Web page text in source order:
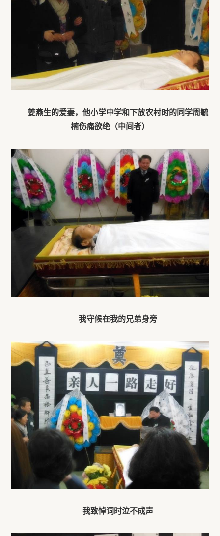
姜燕生的爱妻，他小学中学和下放农村时的同学周毓
楠伤痛欲绝（中间者）
我守候在我的兄弟身旁
我致悼词时泣不成声